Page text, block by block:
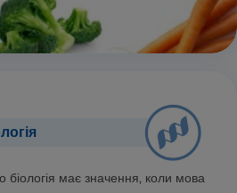
має значення, коли мова